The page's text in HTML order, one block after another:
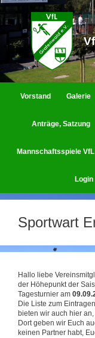
Zum
springen
Vorstand Galerie
Anträge, Satzung
Mannschaftsspiele
Login
Sportwart
Hallo liebe
der Höhepunkt der
Tagesturnier am
Die Liste zum
bieten wir auch hier
Dort geben wir Euch
keinen Partner habt,